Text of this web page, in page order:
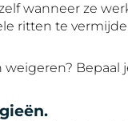
wanneer ze
ritten te
Bepaal